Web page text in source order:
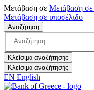
Μετάβαση σε Μετάβαση σε
Μετάβαση σε υποσέλιδο
Αναζήτηση
Κλείσιμο αναζήτησης
Κλείσιμο αναζήτησης
EN English